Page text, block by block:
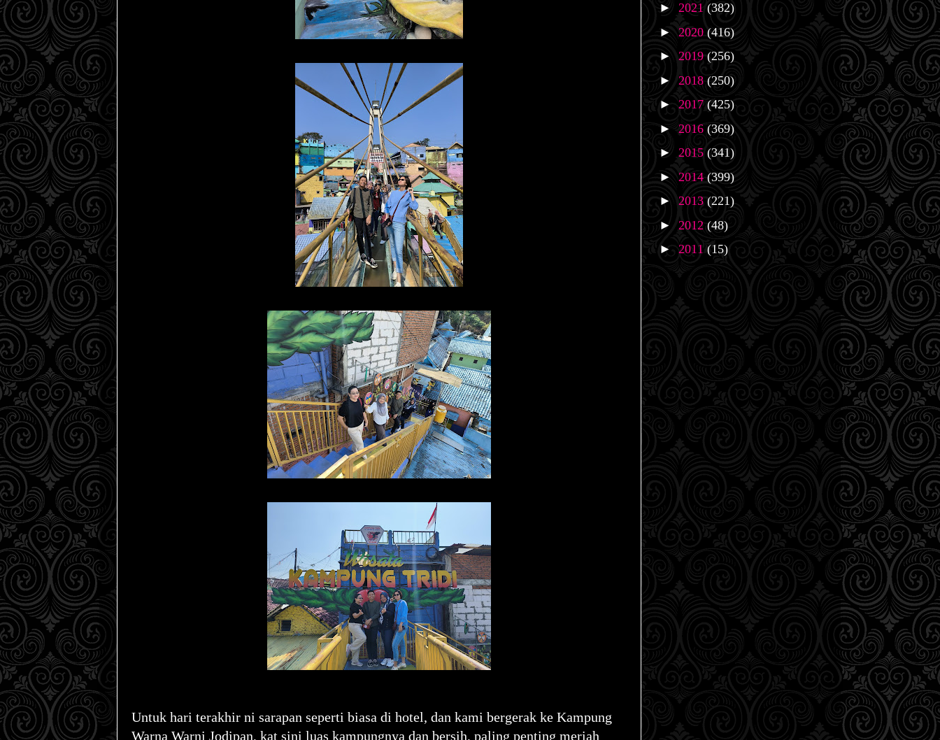
Untuk hari terakhir ni sarapan seperti biasa di hotel, dan kami bergerak ke Kampung
Warna Warni Jodipan, kat sini luas kampungnya dan bersih, paling penting meriah
► 2021 (382)
► 2020 (416)
► 2019 (256)
► 2018 (250)
► 2017 (425)
► 2016 (369)
► 2015 (341)
► 2014 (399)
► 2013 (221)
► 2012 (48)
► 2011 (15)